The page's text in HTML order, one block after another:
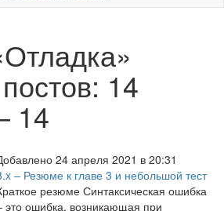
14
14
24 апреля 2021 в 20:31
– Резюме к главе 3 и небольшой тест
резюме Синтаксическая ошибка
это ошибка, возникающая при